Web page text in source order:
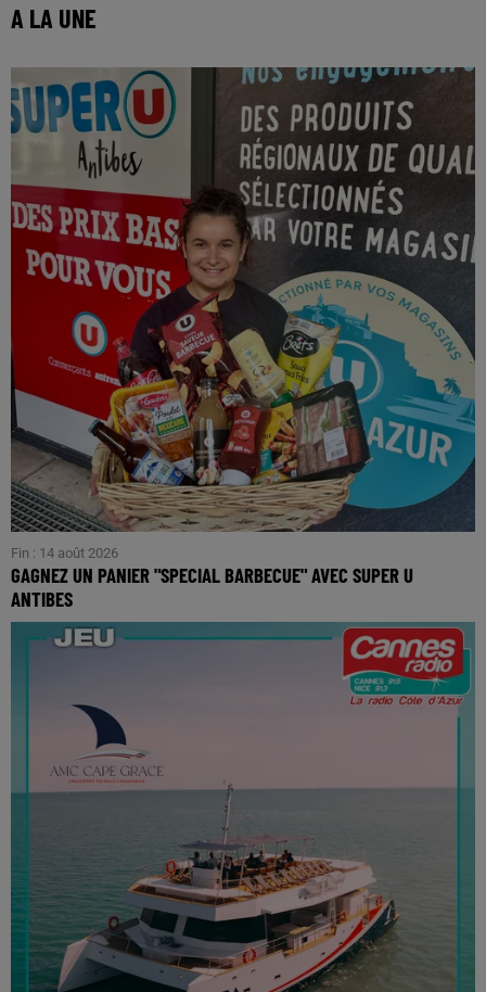
A LA UNE
Fin : 14 août 2026
GAGNEZ UN PANIER "SPECIAL BARBECUE" AVEC SUPER U
ANTIBES